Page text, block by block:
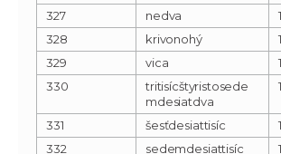
327
nedva
328
krivonohý
329
vica
330
tritisícštyristosede
mdesiatdva
331 šesťdesiattisíc
332
sedemdesiattisíc